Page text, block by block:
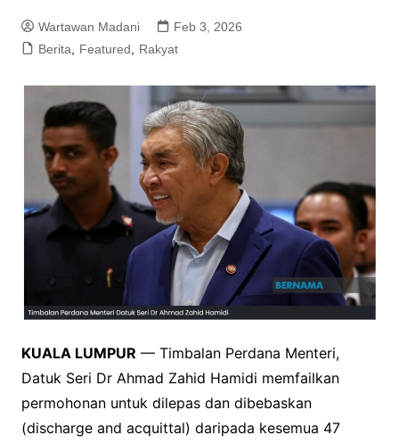
Wartawan Madani
Feb 3, 2026
Berita, Featured, Rakyat
KUALA LUMPUR — Timbalan Perdana Menteri,
Datuk Seri Dr Ahmad Zahid Hamidi memfailkan
permohonan untuk dilepas dan dibebaskan
(discharge and acquittal) daripada kesemua 47